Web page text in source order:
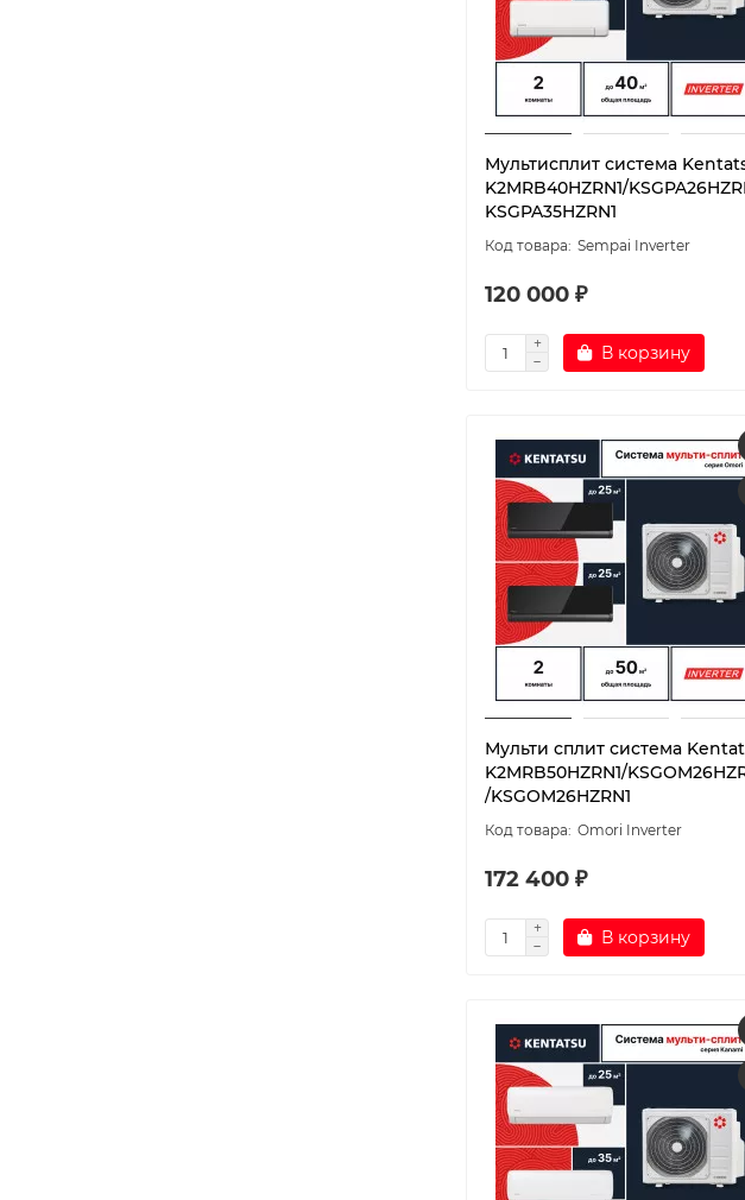
Мультисплит система
K2MRB40HZRN1/
KSGPA35HZRN1
Sempai Inverter
120 000 ₽
В корзину
Мульти сплит система
K2MRB50HZRN1/
/KSGOM26HZRN1
Omori Inverter
172 400 ₽
В корзину